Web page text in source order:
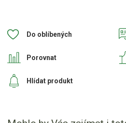
Vertikutátory
Kultivátory
Nůžky na živý plot
Do oblíbených
Porovnat
Hlídat produkt